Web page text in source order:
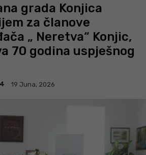
grada Konjica
za članove
„ Neretva“ Konjic,
70 godina uspješnog
19 Juna, 2026